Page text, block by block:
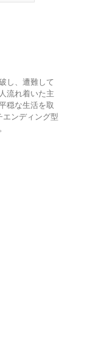
し、遭難して
流れ着いた主
穏な生活を取
エンディング型